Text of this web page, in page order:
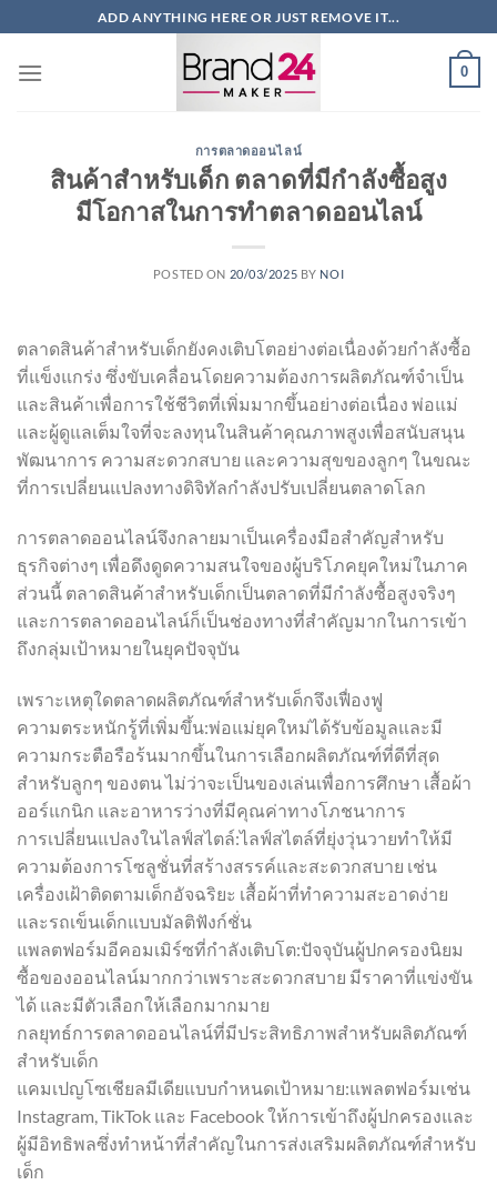
ไป
ADD ANYTHING HERE OR JUST REMOVE IT...
0
การตลาดออนไลน์
สินค้าสำหรับเด็ก ตลาดที่มีกำลังซื้อสูง
มีโอกาสในการทำตลาดออนไลน์
POSTED ON 20/03/2025 BY NOI
ตลาดสินค้าสำหรับเด็กยังคงเติบโตอย่างต่อเนื่องด้วยกำลังซื้อ
ที่แข็งแกร่ง ซึ่งขับเคลื่อนโดยความต้องการผลิตภัณฑ์จำเป็น
และสินค้าเพื่อการใช้ชีวิตที่เพิ่มมากขึ้นอย่างต่อเนื่อง พ่อแม่
และผู้ดูแลเต็มใจที่จะลงทุนในสินค้าคุณภาพสูงเพื่อสนับสนุน
พัฒนาการ ความสะดวกสบาย และความสุขของลูกๆ ในขณะ
ที่การเปลี่ยนแปลงทางดิจิทัลกำลังปรับเปลี่ยนตลาดโลก
การตลาดออนไลน์จึงกลายมาเป็นเครื่องมือสำคัญสำหรับ
ธุรกิจต่างๆ เพื่อดึงดูดความสนใจของผู้บริโภคยุคใหม่ในภาค
ส่วนนี้ ตลาดสินค้าสำหรับเด็กเป็นตลาดที่มีกำลังซื้อสูงจริงๆ
และการตลาดออนไลน์ก็เป็นช่องทางที่สำคัญมากในการเข้า
ถึงกลุ่มเป้าหมายในยุคปัจจุบัน
เพราะเหตุใดตลาดผลิตภัณฑ์สำหรับเด็กจึงเฟื่องฟู
ความตระหนักรู้ที่เพิ่มขึ้น:พ่อแม่ยุคใหม่ได้รับข้อมูลและมี
ความกระตือรือร้นมากขึ้นในการเลือกผลิตภัณฑ์ที่ดีที่สุด
สำหรับลูกๆ ของตน ไม่ว่าจะเป็นของเล่นเพื่อการศึกษา เสื้อผ้า
ออร์แกนิก และอาหารว่างที่มีคุณค่าทางโภชนาการ
การเปลี่ยนแปลงในไลฟ์สไตล์:ไลฟ์สไตล์ที่ยุ่งวุ่นวายทำให้มี
ความต้องการโซลูชั่นที่สร้างสรรค์และสะดวกสบาย เช่น
เครื่องเฝ้าติดตามเด็กอัจฉริยะ เสื้อผ้าที่ทำความสะอาดง่าย
และรถเข็นเด็กแบบมัลติฟังก์ชั่น
แพลตฟอร์มอีคอมเมิร์ซที่กำลังเติบโต:ปัจจุบันผู้ปกครองนิยม
ซื้อของออนไลน์มากกว่าเพราะสะดวกสบาย มีราคาที่แข่งขัน
ได้ และมีตัวเลือกให้เลือกมากมาย
กลยุทธ์การตลาดออนไลน์ที่มีประสิทธิภาพสำหรับผลิตภัณฑ์
สำหรับเด็ก
แคมเปญโซเชียลมีเดียแบบกำหนดเป้าหมาย:แพลตฟอร์มเช่น
Instagram, TikTok และ Facebook ให้การเข้าถึงผู้ปกครองและ
ผู้มีอิทธิพลซึ่งทำหน้าที่สำคัญในการส่งเสริมผลิตภัณฑ์สำหรับ
เด็ก